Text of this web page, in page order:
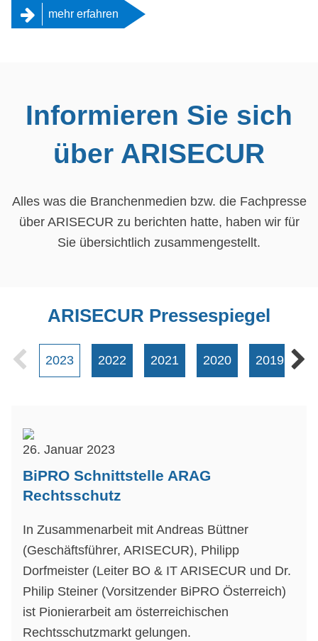
mehr erfahren
Informieren Sie sich
über ARISECUR
Alles was die Branchenmedien bzw. die Fachpresse
über ARISECUR zu berichten hatte, haben wir für
Sie übersichtlich zusammengestellt.
ARISECUR Pressespiegel
2023 2022 2021 2020 2019
26. Januar 2023
BiPRO Schnittstelle ARAG
Rechtsschutz
In Zusammenarbeit mit Andreas Büttner
(Geschäftsführer, ARISECUR), Philipp
Dorfmeister (Leiter BO & IT ARISECUR und Dr.
Philip Steiner (Vorsitzender BiPRO Österreich)
ist Pionierarbeit am österreichischen
Rechtsschutzmarkt gelungen.